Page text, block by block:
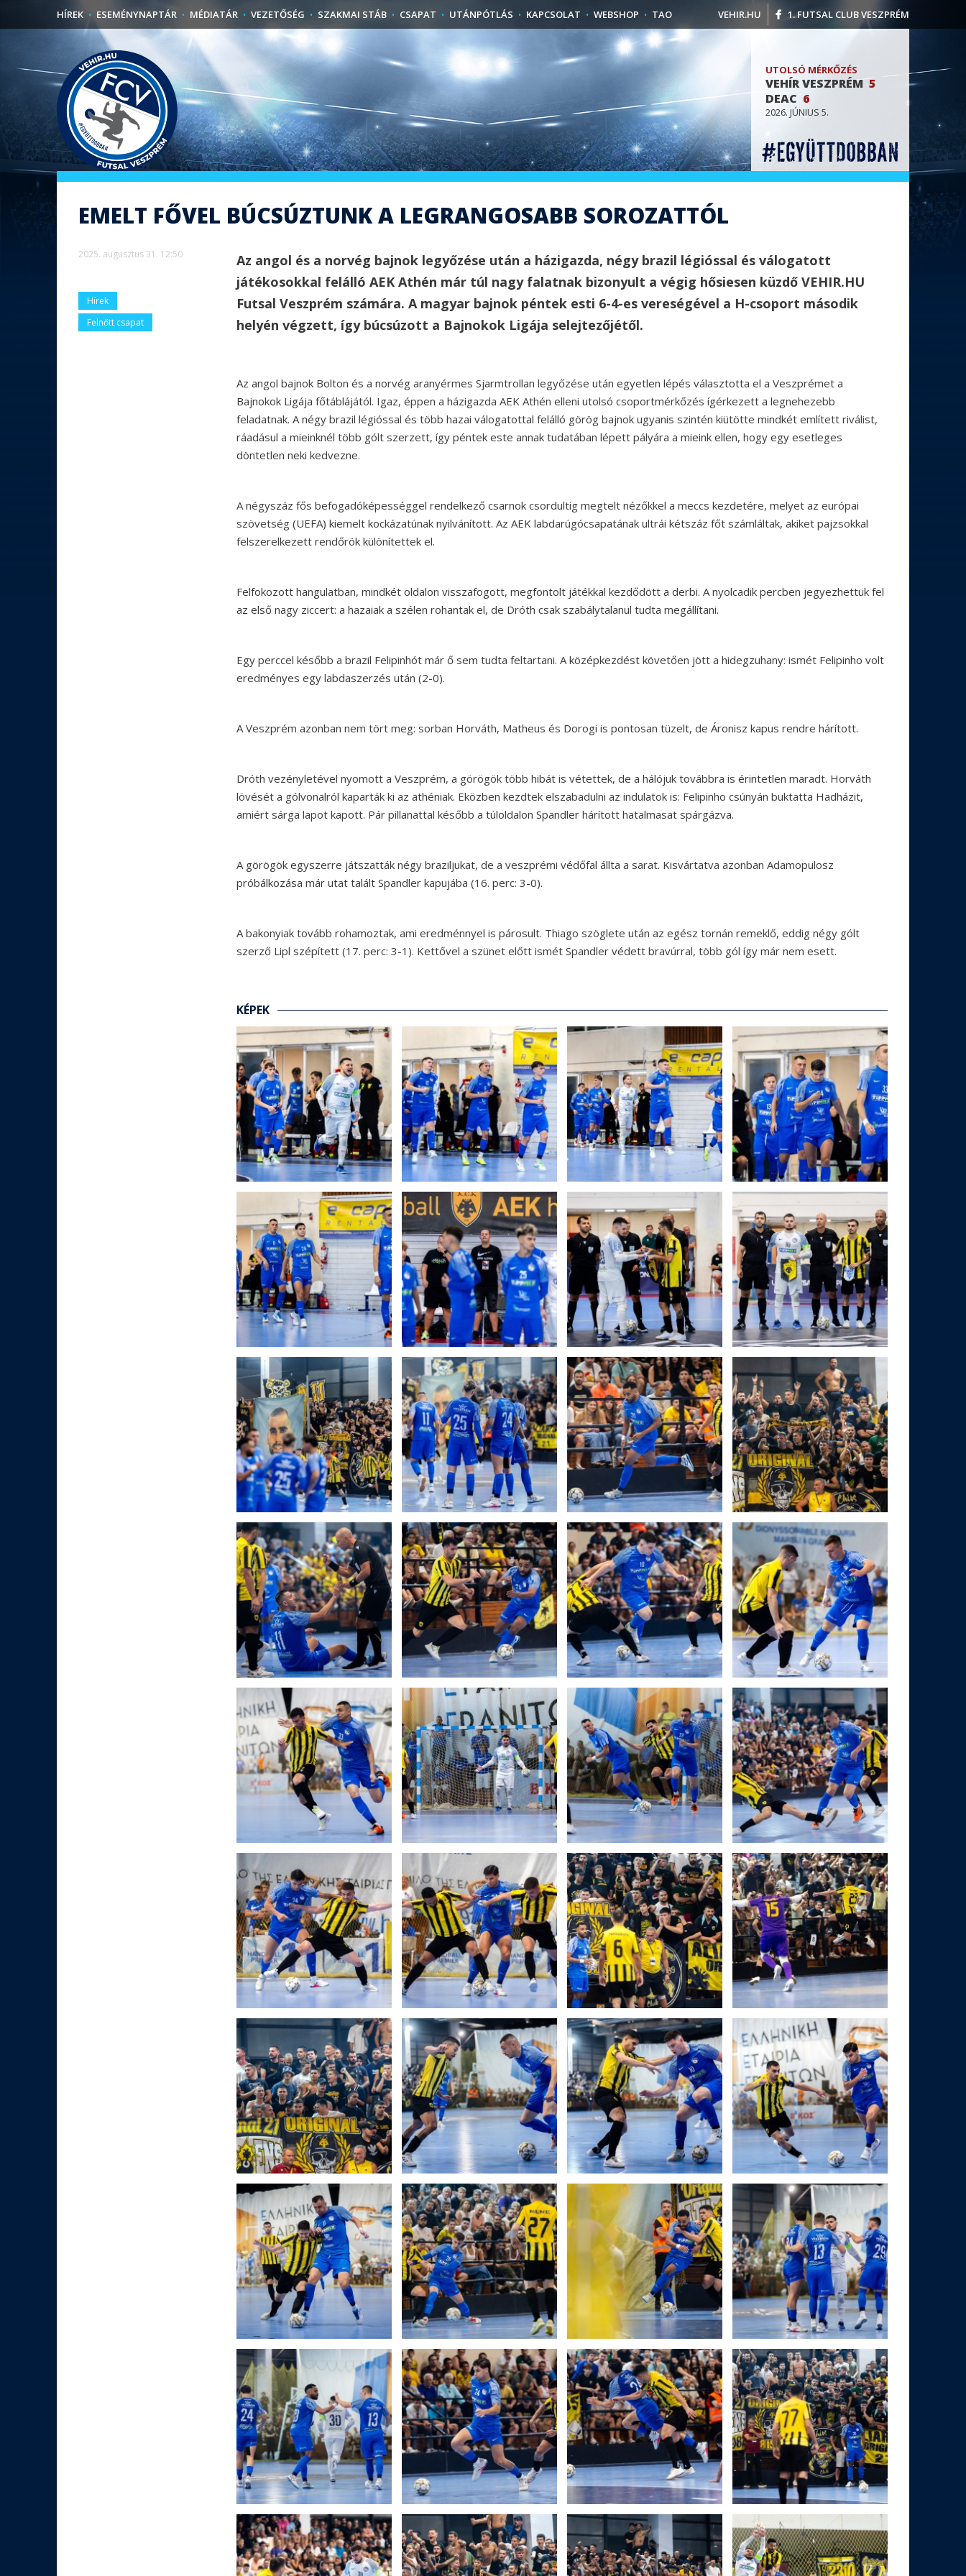
HÍREK ESEMÉNYNAPTÁR MÉDIATÁR VEZETŐSÉG SZAKMAI STÁB CSAPAT UTÁNPÓTLÁS KAPCSOLAT WEBSHOP TAO VEHIR.HU 1. FUTSAL CLUB VESZPRÉM
UTOLSÓ MÉRKŐZÉS
VEHÍR VESZPRÉM 5
DEAC 6
2026. JÚNIUS 5.
EMELT FŐVEL BÚCSÚZTUNK A LEGRANGOSABB SOROZATTÓL
Az angol és a norvég bajnok legyőzése után a házigazda, négy brazil légióssal és válogatott
játékosokkal felálló AEK Athén már túl nagy falatnak bizonyult a végig hősiesen küzdő VEHIR.HU
Futsal Veszprém számára. A magyar bajnok péntek esti 6-4-es vereségével a H-csoport második
helyén végzett, így búcsúzott a Bajnokok Ligája selejtezőjétől.
Az angol bajnok Bolton és a norvég aranyérmes Sjarmtrollan legyőzése után egyetlen lépés választotta el a Veszprémet a
Bajnokok Ligája főtáblájától. Igaz, éppen a házigazda AEK Athén elleni utolsó csoportmérkőzés ígérkezett a legnehezebb
feladatnak. A négy brazil légióssal és több hazai válogatottal felálló görög bajnok ugyanis szintén kiütötte mindkét említett riválist,
ráadásul a mieinknél több gólt szerzett, így péntek este annak tudatában lépett pályára a mieink ellen, hogy egy esetleges
döntetlen neki kedvezne.
A négyszáz fős befogadóképességgel rendelkező csarnok csordultig megtelt nézőkkel a meccs kezdetére, melyet az európai
szövetség (UEFA) kiemelt kockázatúnak nyilvánított. Az AEK labdarúgócsapatának ultrái kétszáz főt számláltak, akiket pajzsokkal
felszerelkezett rendőrök különítettek el.
Felfokozott hangulatban, mindkét oldalon visszafogott, megfontolt játékkal kezdődött a derbi. A nyolcadik percben jegyezhettük fel
az első nagy ziccert: a hazaiak a szélen rohantak el, de Dróth csak szabálytalanul tudta megállítani.
Egy perccel később a brazil Felipinhót már ő sem tudta feltartani. A középkezdést követően jött a hidegzuhany: ismét Felipinho volt
eredményes egy labdaszerzés után (2-0).
A Veszprém azonban nem tört meg: sorban Horváth, Matheus és Dorogi is pontosan tüzelt, de Áronisz kapus rendre hárított.
Dróth vezényletével nyomott a Veszprém, a görögök több hibát is vétettek, de a hálójuk továbbra is érintetlen maradt. Horváth
lövését a gólvonalról kaparták ki az athéniak. Eközben kezdtek elszabadulni az indulatok is: Felipinho csúnyán buktatta Hadházit,
amiért sárga lapot kapott. Pár pillanattal később a túloldalon Spandler hárított hatalmasat spárgázva.
A görögök egyszerre játszatták négy braziljukat, de a veszprémi védőfal állta a sarat. Kisvártatva azonban Adamopulosz
próbálkozása már utat talált Spandler kapujába (16. perc: 3-0).
A bakonyiak tovább rohamoztak, ami eredménnyel is párosult. Thiago szöglete után az egész tornán remeklő, eddig négy gólt
szerző Lipl szépített (17. perc: 3-1). Kettővel a szünet előtt ismét Spandler védett bravúrral, több gól így már nem esett.
KÉPEK
2025. augusztus 31. 12:50
Hírek
Felnőtt csapat